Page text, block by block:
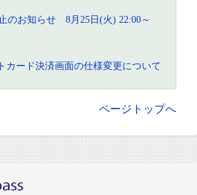
のお知らせ 8月25日(火) 22:00～
カード決済画面の仕様変更について
ページトップへ